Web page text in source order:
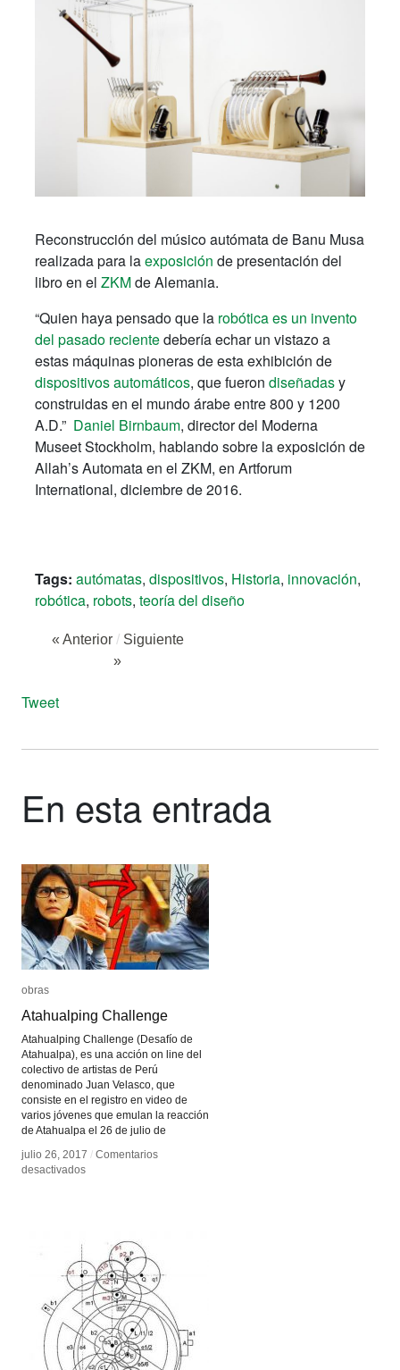
Reconstrucción del músico autómata de Banu Musa
realizada para laexposición de presentación del
libro en el ZKMde Alemania.
“Quien haya pensado que la robótica es un invento
del pasado recientedebería echar un vistazo a
estas máquinas pioneras de esta exhibición de
dispositivos automáticos, que fueron diseñadasy
construidas en el mundo árabe entre 800 y 1200
A.D.” Daniel Birnbaum, director del Moderna
Museet Stockholm, hablando sobre la exposición de
Allah’s Automata en el ZKM, en Artforum
International, diciembre de 2016.
Tags: autómatas, dispositivos, Historia, innovación,
robótica, robots, teoría del diseño
« Anterior / Siguiente
»
Tweet
En esta entrada
obras
Atahualping Challenge
Atahualping Challenge (Desafío de
Atahualpa), es una acción on line del
colectivo de artistas de Perú
denominado Juan Velasco, que
consiste en el registro en video de
varios jóvenes que emulan la reacción
de Atahualpa el 26 de julio de
julio 26, 2017 / Comentarios
desactivadosen
obras
Atahualping Challenge
julio 26, 2017 / Comentarios
desactivadosen